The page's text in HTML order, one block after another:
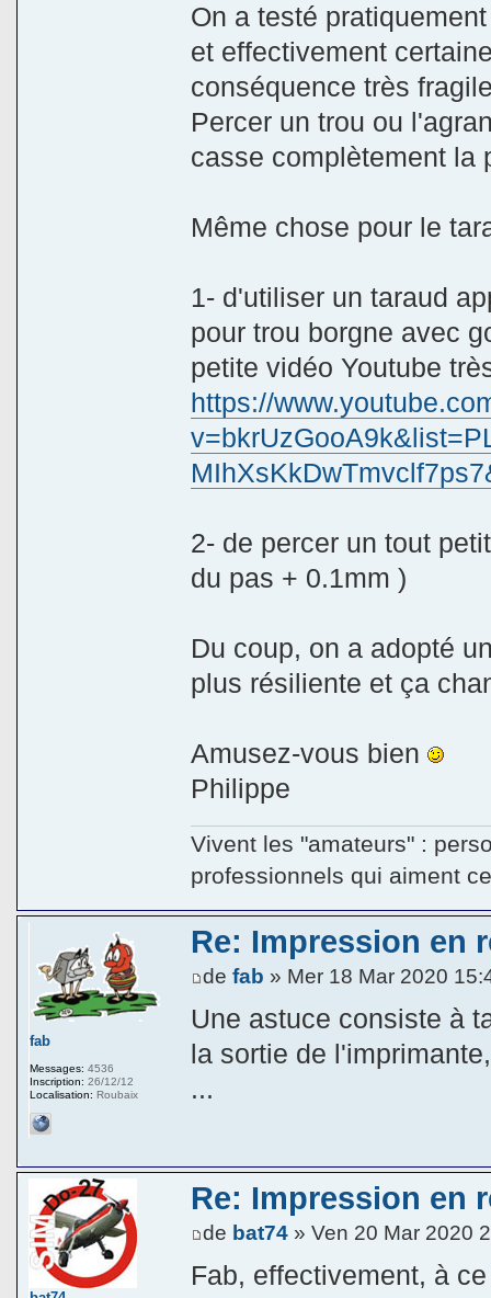
On a testé
et effectivement
conséquence très
Percer un trou ou
casse complètement la
Même chose pour le
1- d'utiliser un taraud
pour trou borgne avec
petite vidéo Youtube
https://
2- de percer un tout
du pas + 0.1mm )
Du coup, on a adopté
plus résiliente et ça
Amusez-vous bien
Philippe
Vivent les "amateurs" :
professionnels qui aiment
Re: Impression en
defab » Mer 18 Mar 2020
Une astuce consiste à
la sortie de
...
fab
Messages: 4536
Inscription: 26/12/12
Localisation: Roubaix
Re: Impression en
de bat74 » Ven 20 Mar 2020
Fab, effectivement, à